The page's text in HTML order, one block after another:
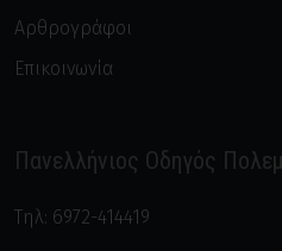
Αρθρογράφοι
Επικοινωνία
Πανελλήνιος Οδηγός
Τηλ: 6972-414419